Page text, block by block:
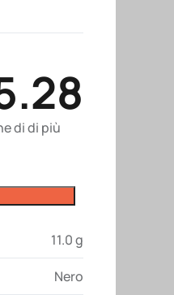
di di più
11.0 g
Nero